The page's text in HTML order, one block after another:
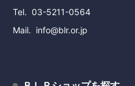
Tel
03-5211-0564
Mail
info@blr.or.jp